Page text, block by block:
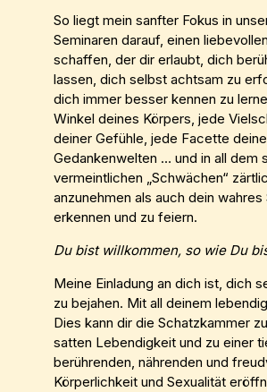
So liegt mein sanfter Fokus in
Seminaren darauf, einen
schaffen, der dir erlaubt, dich
lassen, dich selbst achtsam zu
dich immer besser kennen zu
Winkel deines Körpers, jede
deiner Gefühle, jede Facette
Gedankenwelten … und in all dem
vermeintlichen „Schwächen“
anzunehmen als auch dein wahres
erkennen und zu feiern.
Du bist willkommen, so wie Du
Meine Einladung an dich ist, dich
zu bejahen. Mit all deinem
Dies kann dir die Schatzkammer
satten Lebendigkeit und zu einer
berührenden, nährenden und
Körperlichkeit und Sexualität